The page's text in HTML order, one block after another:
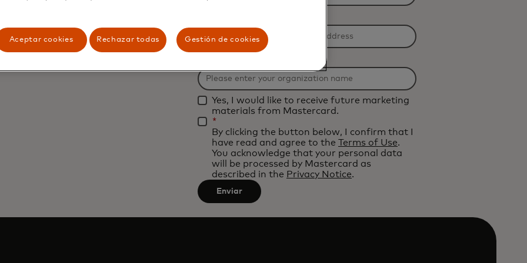
Yes, I would like to receive future marketing
materials from Mastercard.
*
By clicking the button below, I confirm that I
have read and agree to the Terms of Use.
You acknowledge that your personal data
will be processed by Mastercard as
described in the Privacy Notice.
Enviar
Aceptar cookies Rechazar todas Gestión de cookies